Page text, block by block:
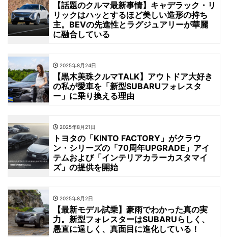
【話題のクルマ最新事情】キャデラック・リ
リックはハッとするほど美しい造形の持ち
主。BEVの先進性とラグジュアリーが華麗
に融合している
2025年8月24日
【黒木美珠クルマTALK】アウトドア大好き
の私が愛車を「新型SUBARUフォレスタ
ー」に乗り換える理由
2025年8月21日
トヨタの「KINTO FACTORY」がクラウ
ン・シリーズの「70周年UPGRADE」アイ
テムおよび「インテリアカラーカスタマイ
ズ」の提供を開始
2025年8月2日
【最新モデル試乗】豪雨でわかった真の実
力。新型フォレスターはSUBARUらしく、
愚直に逞しく、真面目に進化している！